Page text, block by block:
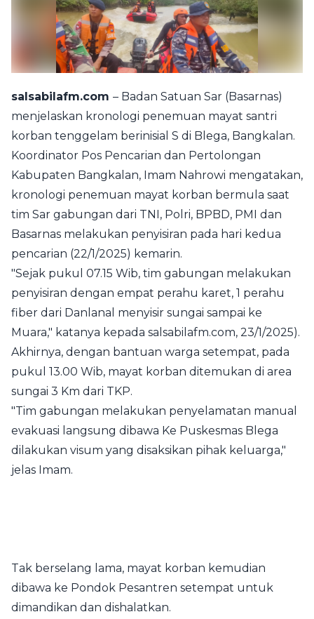
salsabilafm.com – Badan Satuan Sar (Basarnas)
menjelaskan kronologi penemuan mayat santri
korban tenggelam berinisial S di Blega, Bangkalan.
Koordinator Pos Pencarian dan Pertolongan
Kabupaten Bangkalan, Imam Nahrowi mengatakan,
kronologi penemuan mayat korban bermula saat
tim Sar gabungan dari TNI, Polri, BPBD, PMI dan
Basarnas melakukan penyisiran pada hari kedua
pencarian (22/1/2025) kemarin.
"Sejak pukul 07.15 Wib, tim gabungan melakukan
penyisiran dengan empat perahu karet, 1 perahu
fiber dari Danlanal menyisir sungai sampai ke
Muara," katanya kepada salsabilafm.com, 23/1/2025).
Akhirnya, dengan bantuan warga setempat, pada
pukul 13.00 Wib, mayat korban ditemukan di area
sungai 3 Km dari TKP.
"Tim gabungan melakukan penyelamatan manual
evakuasi langsung dibawa Ke Puskesmas Blega
dilakukan visum yang disaksikan pihak keluarga,"
jelas Imam.
Tak berselang lama, mayat korban kemudian
dibawa ke Pondok Pesantren setempat untuk
dimandikan dan dishalatkan.